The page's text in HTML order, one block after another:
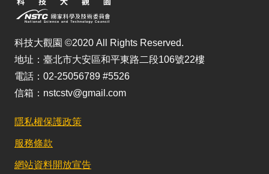
科技大觀園 ©2020 All Rights Reserved.
地址：臺北市大安區和平東路二段106號22樓
電話：02-25056789 #5526
信箱：nstcstv@gmail.com
隱私權保護政策
服務條款
網站資料開放宣告